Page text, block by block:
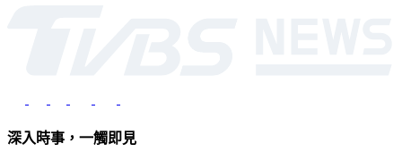
深入時事，一觸即見